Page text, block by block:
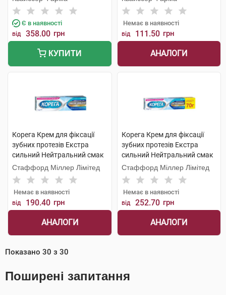
Є в наявності
від 358.00 грн
КУПИТИ
Немає в наявності
від 111.50 грн
АНАЛОГИ
Корега Крем для фіксації
зубних протезів Екстра
сильний Нейтральний смак
40 мл 1 туба
Стаффорд Міллер Лімітед
Немає в наявності
від 190.40 грн
АНАЛОГИ
Корега Крем для фіксації
зубних протезів Екстра
сильний Нейтральний смак
70 мл 1 туба
Стаффорд Міллер Лімітед
Немає в наявності
від 252.70 грн
АНАЛОГИ
Показано 30 з 30
Поширені запитання